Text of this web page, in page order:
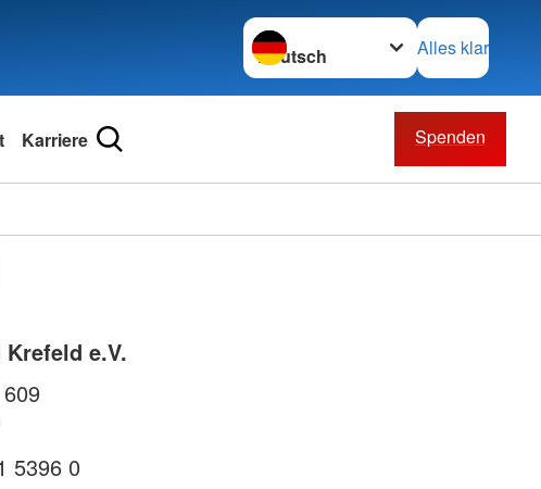
Sprache wechseln zu
Alles klar
Karriere Spenden
e.V.
5396 0